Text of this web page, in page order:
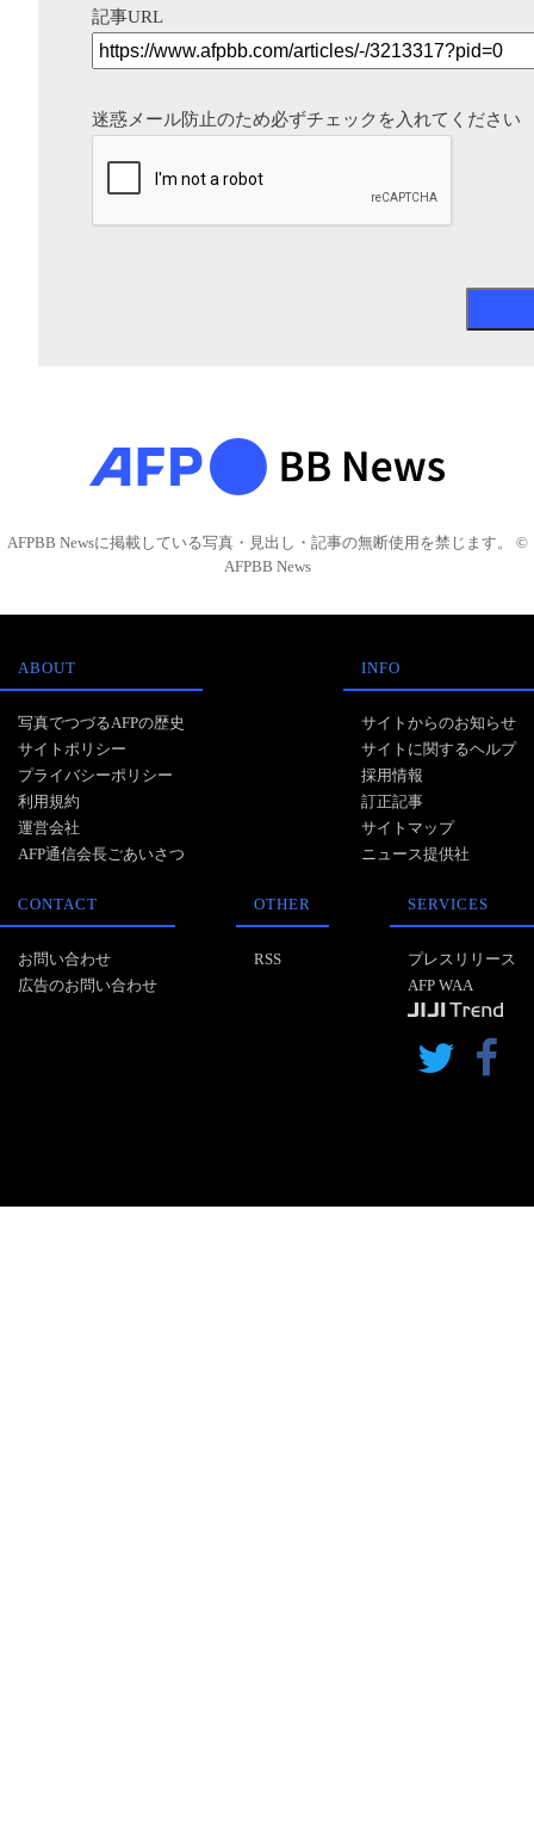
記事URL
迷惑メール防止のため必ずチェックを入れてください
AFPBB Newsに掲載している写真・見出し・記事の無断使用を禁じます。 ©
AFPBB News
ABOUT
写真でつづるAFPの歴史
サイトポリシー
プライバシーポリシー
利用規約
運営会社
AFP通信会長ごあいさつ
INFO
サイトからのお知らせ
サイトに関するヘルプ
採用情報
訂正記事
サイトマップ
ニュース提供社
CONTACT
お問い合わせ
広告のお問い合わせ
OTHER
RSS
SERVICES
プレスリリース
AFP WAA